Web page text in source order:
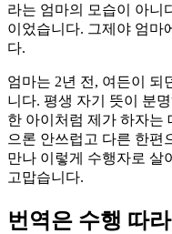
라는 엄마의 모습이 아니
이었습니다. 그제야 엄마
다.
엄마는 2년 전, 여든이 되
니다. 평생 자기 뜻이 분
한 아이처럼 제가 하자는
으론 안쓰럽고 다른 한편
만나 이렇게 수행자로 살
고맙습니다.
번역은 수행 따라